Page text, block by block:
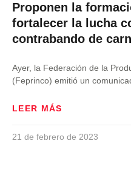
Proponen la
fortalecer la lucha
contrabando de
Ayer, la Federación de la
(Feprinco) emitió un
LEER MÁS
21 de febrero de 2023